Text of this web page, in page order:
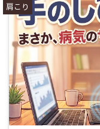
肩こり